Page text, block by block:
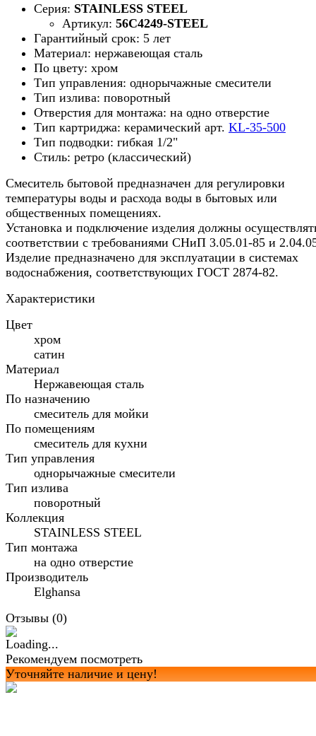
Серия: STAINLESS STEEL
Артикул: 56C4249-STEEL
Гарантийный срок: 5 лет
Материал: нержавеющая сталь
По цвету: хром
Тип управления: однорычажные смесители
Тип излива: поворотный
Отверстия для монтажа: на одно отверстие
Тип картриджа: керамический арт. KL-35-500
Тип подводки: гибкая 1/2"
Стиль: ретро (классический)
Смеситель бытовой предназначен для регулировки
температуры воды и расхода воды в бытовых или
общественных помещениях.
Установка и подключение изделия должны
соответствии с требованиями СНиП 3.05.01-85 и
Изделие предназначено для эксплуатации в системах
водоснабжения, соответствующих ГОСТ 2874-82.
Характеристики
Цвет
хром
сатин
Материал
Нержавеющая сталь
По назначению
смеситель для мойки
По помещениям
смеситель для кухни
Тип управления
однорычажные смесители
Тип излива
поворотный
Коллекция
STAINLESS STEEL
Тип монтажа
на одно отверстие
Производитель
Elghansa
Отзывы (0)
Рекомендуем посмотреть
Уточняйте наличие и цену!